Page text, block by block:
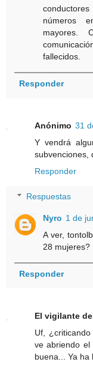
números
mayores.
fallecidos.
Responder
Anónimo 31
Y vendrá
subvenciones,
Responder
Respuestas
Nyro 1 de
A ver,
28 mujeres?
Responder
El vigilante
Uf,
ve abriendo
buena... Ya ha